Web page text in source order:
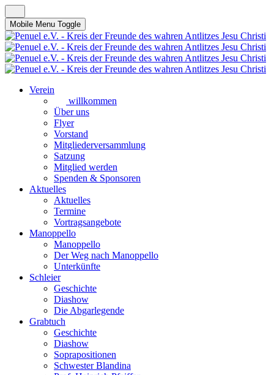
Mobile Menu Toggle
Verein
willkommen
Über uns
Flyer
Vorstand
Mitgliederversammlung
Satzung
Mitglied werden
Spenden & Sponsoren
Aktuelles
Aktuelles
Termine
Vortragsangebote
Manoppello
Manoppello
Der Weg nach Manoppello
Unterkünfte
Schleier
Geschichte
Diashow
Die Abgarlegende
Grabtuch
Geschichte
Diashow
Soprapositionen
Schwester Blandina